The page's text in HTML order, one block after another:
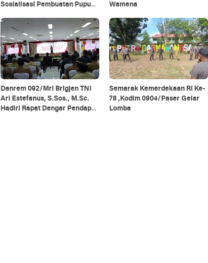
Sosialisasi Pembuatan Pupuk
Wamena
Danrem 092/Mrl Brigjen TNI
Ari Estefanus, S.Sos., M.Sc.
Hadiri Rapat Dengar Pendapat
Semarak Kemerdekaan RI Ke-
78 ,Kodim 0904/Paser Gelar
Lomba